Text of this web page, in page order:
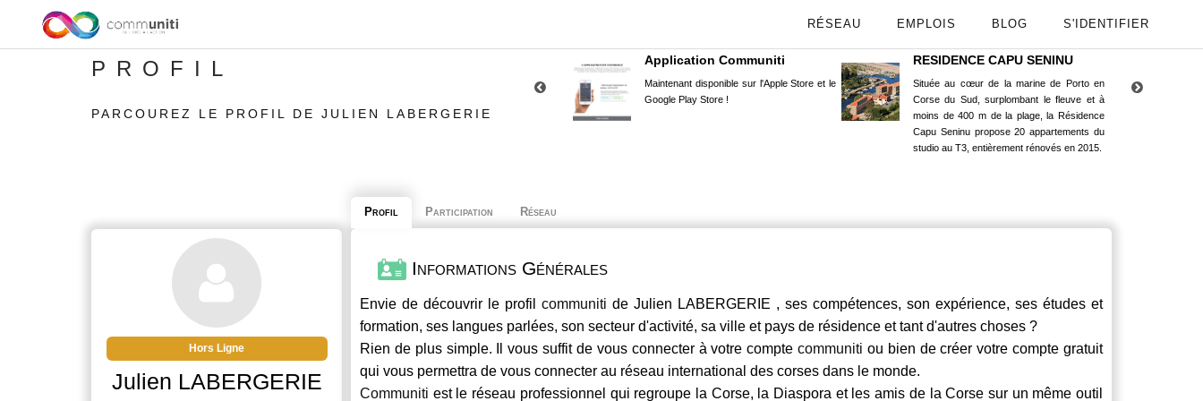
RÉSEAU EMPLOIS BLOG S'IDENTIFIER
PROFIL
PARCOUREZ LE PROFIL DE JULIEN LABERGERIE
Application Communiti
Maintenant disponible sur l'Apple Store et le
Google Play Store !
RESIDENCE CAPU SENINU
Située au cœur de la marine de Porto en
Corse du Sud, surplombant le fleuve et à
moins de 400 m de la plage, la Résidence
Capu Seninu propose 20 appartements du
studio au T3, entièrement rénovés en 2015.
Hors Ligne
Julien LABERGERIE
Profil Participation Réseau
Informations Générales
Envie de découvrir le profil communiti de Julien LABERGERIE , ses compétences, son expérience, ses études et
formation, ses langues parlées, son secteur d'activité, sa ville et pays de résidence et tant d'autres choses ?
Rien de plus simple. Il vous suffit de vous connecter à votre comptecommuniti ou bien de créer votre compte gratuit
qui vous permettra de vous connecter au réseau international des corses dans le monde.
Communiti est le réseau professionnel qui regroupe la Corse, la Diaspora et les amis de la Corse sur un même outil